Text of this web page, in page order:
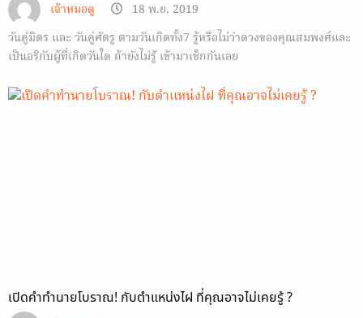
เจ้าหมอดู
18 พ.ย. 2019
วันคู่มิตร และ วันคู่ศัตรู ตามวันเกิดทั้ง7 รู้หรือไม่ว่าดวงของคุณสมพงศ์และ
เป็นอริกับผู้ที่เกิดวันใด ถ้ายังไม่รู้ เข้ามาเช็กกันเลย
เปิดคำทำนายโบราณ! กับตำแหน่งไฝ ที่คุณอาจไม่เคยรู้ ?